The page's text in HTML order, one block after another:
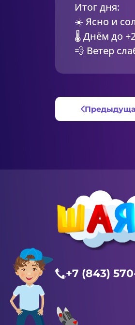
Итог дня:
☀️ Ясно и
🌡️ Днём до
💨 Ветер
+7 (843)